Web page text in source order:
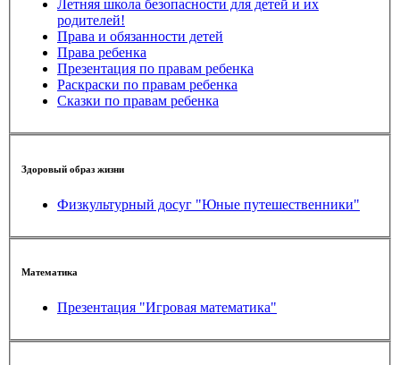
Летняя школа безопасности для детей и их
родителей!
Права и обязанности детей
Права ребенка
Презентация по правам ребенка
Раскраски по правам ребенка
Сказки по правам ребенка
Здоровый образ жизни
Физкультурный досуг "Юные путешественники"
Математика
Презентация "Игровая математика"